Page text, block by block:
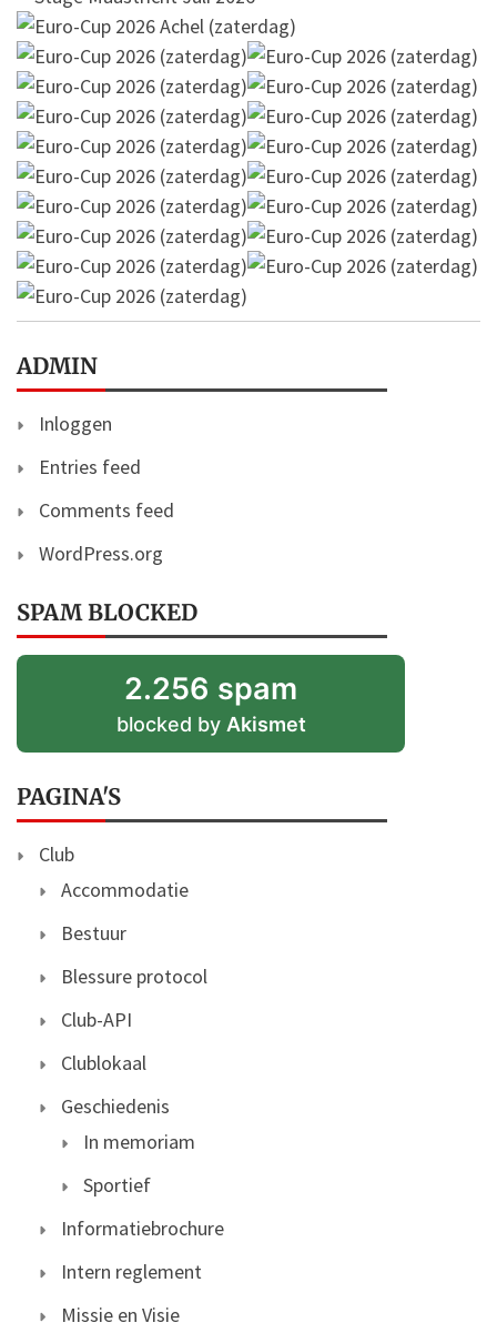
ADMIN
Inloggen
Entries feed
Comments feed
WordPress.org
SPAM BLOCKED
2.256 spam
blocked by Akismet
PAGINA'S
Club
Accommodatie
Bestuur
Blessure protocol
Club-API
Clublokaal
Geschiedenis
In memoriam
Sportief
Informatiebrochure
Intern reglement
Missie en Visie